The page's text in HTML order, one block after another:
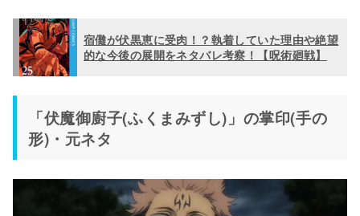
宿儺が伏黒恵に受肉！？執着していた理由や絶望
的な今後の展開をネタバレ考察！【呪術廻戦】
「伏魔御廚子(ふくまみずし)」の掌印(手の
形)・元ネタ